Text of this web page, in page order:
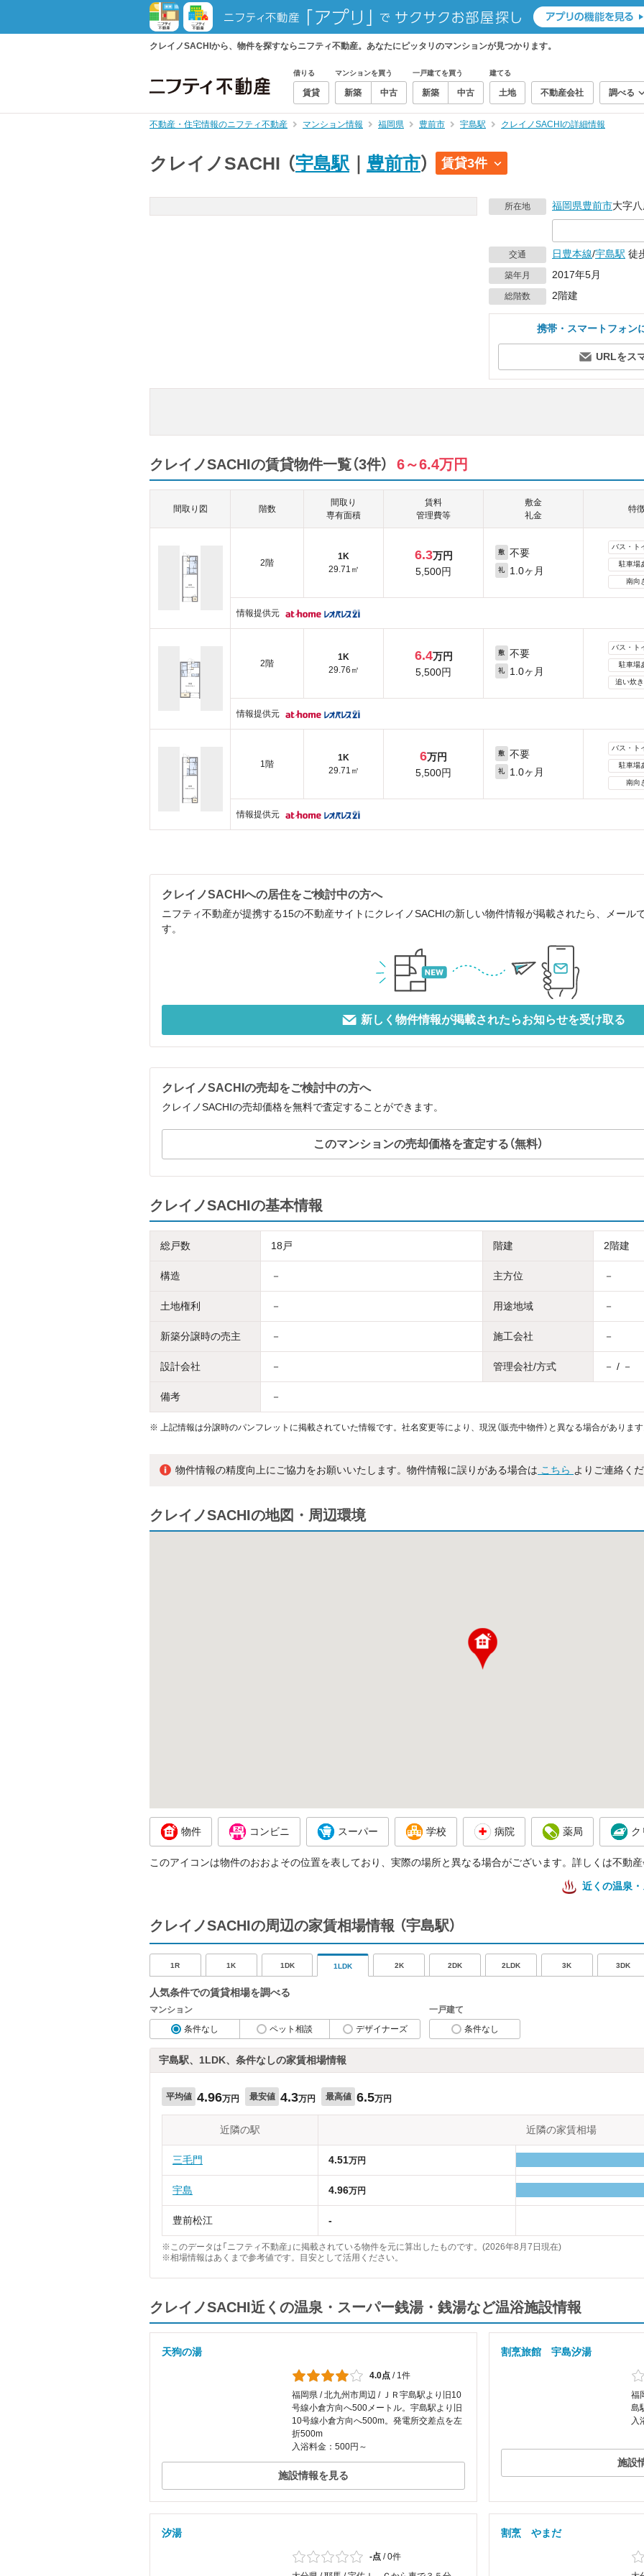
クレイノSACHIから、物件を探すならニフティ不動産。あなたにピッタリのマンションが見つかります。
借りる
賃貸
マンションを買う
新築 中古
一戸建てを買う
新築 中古
建てる
土地 不動産会社 調べる
不動産・住宅情報のニフティ不動産 マンション情報 福岡県 豊前市 宇島駅 クレイノSACHIの詳細情報
クレイノSACHI （宇島駅 豊前市） 賃貸3件
所在地 福岡県豊前市大字
交通 日豊本線/宇島駅 徒
築年月 2017年5月
総階数 2階建
携帯・スマートフォン
URLをス
クレイノSACHIの賃貸物件一覧（3件） 6～6.4万円
間取り図 階数
間取り
専有面積
賃料
管理費等
敷金
礼金
特
2階
1K
29.71㎡
6.3万円
5,500円
敷 不要
礼 1.0ヶ月
バス・ト
駐車場
南向
情報提供元
2階
1K
29.76㎡
6.4万円
5,500円
敷 不要
礼 1.0ヶ月
バス・ト
駐車場
追い炊
情報提供元
1階
1K
29.71㎡
6万円
5,500円
敷 不要
礼 1.0ヶ月
バス・ト
駐車場
南向
情報提供元
クレイノSACHIへの居住をご検討中の方へ
ニフティ不動産が提携する15の不動産サイトにクレイノSACHIの新しい物件情報が掲載されたら、メール
す。
新しく物件情報が掲載されたらお知らせを受け取る
クレイノSACHIの売却をご検討中の方へ
クレイノSACHIの売却価格を無料で査定することができます。
このマンションの売却価格を査定する（無料）
クレイノSACHIの基本情報
総戸数 18戸 階建 2階建
構造 － 主方位 －
土地権利 － 用途地域 －
新築分譲時の売主 － 施工会社 －
設計会社 － 管理会社/方式 － / －
備考 －
※ 上記情報は分譲時のパンフレットに掲載されていた情報です。社名変更等により、現況（販売中物件）と異なる場合があります
物件情報の精度向上にご協力をお願いいたします。物件情報に誤りがある場合は こちら よりご連絡くだ
クレイノSACHIの地図・周辺環境
物件 コンビニ スーパー 学校 病院 薬局 ク
このアイコンは物件のおおよその位置を表しており、実際の場所と異なる場合がございます。詳しくは不動産
近くの温泉
クレイノSACHIの周辺の家賃相場情報 （宇島駅）
1R 1K 1DK 1LDK 2K 2DK 2LDK 3K 3DK
人気条件での賃貸相場を調べる
マンション
条件なし
ペット相談 デザイナーズ
一戸建て
条件なし
宇島駅、1LDK、条件なしの家賃相場情報
平均値 4.96万円 最安値 4.3万円 最高値 6.5万円
近隣の駅 近隣の家賃相場
三毛門 4.51万円
宇島 4.96万円
豊前松江 -
※このデータは「ニフティ不動産」に掲載されている物件を元に算出したものです。(2026年8月7日現在)
※相場情報はあくまで参考値です。目安として活用ください。
クレイノSACHI近くの温泉・スーパー銭湯・銭湯など温浴施設情報
天狗の湯
4.0点 / 1件
福岡県 / 北九州市周辺 / ＪＲ宇島駅より旧10
号線小倉方向へ500メートル。宇島駅より旧
10号線小倉方向へ500m。発電所交差点を左
折500m
入浴料金：500円～
施設情報を見る
割烹旅館 宇島汐湯
福
島
入
施設
汐湯
-点 /0件
割烹 やまだ